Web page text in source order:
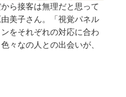
ら接客は無理だと思って
美子さん。「視覚パネル
をそれぞれの対応に合わ
々なの人との出会いが、